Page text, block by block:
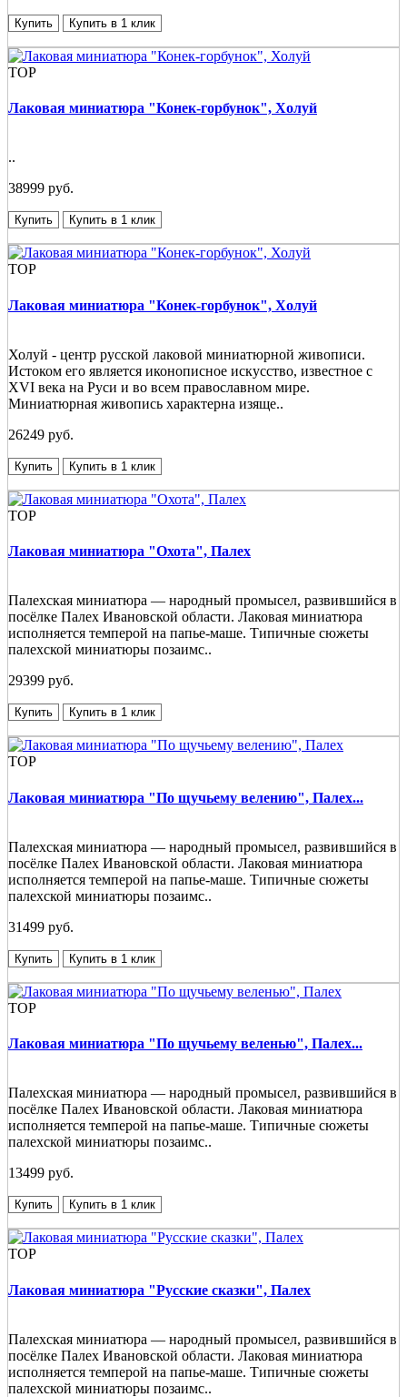
Купить Купить в 1 клик
TOP
Лаковая миниатюра "Конек-горбунок", Холуй
..
38999 руб.
Купить Купить в 1 клик
TOP
Лаковая миниатюра "Конек-горбунок", Холуй
Холуй - центр русской лаковой миниатюрной живописи.
Истоком его является иконописное искусство, известное с
XVI века на Руси и во всем православном мире.
Миниатюрная живопись характерна изяще..
26249 руб.
Купить Купить в 1 клик
TOP
Лаковая миниатюра "Охота", Палех
Палехская миниатюра — народный промысел, развившийся в
посёлке Палех Ивановской области. Лаковая миниатюра
исполняется темперой на папье-маше. Типичные сюжеты
палехской миниатюры позаимс..
29399 руб.
Купить Купить в 1 клик
TOP
Лаковая миниатюра "По щучьему велению", Палех...
Палехская миниатюра — народный промысел, развившийся в
посёлке Палех Ивановской области. Лаковая миниатюра
исполняется темперой на папье-маше. Типичные сюжеты
палехской миниатюры позаимс..
31499 руб.
Купить Купить в 1 клик
TOP
Лаковая миниатюра "По щучьему веленью", Палех...
Палехская миниатюра — народный промысел, развившийся в
посёлке Палех Ивановской области. Лаковая миниатюра
исполняется темперой на папье-маше. Типичные сюжеты
палехской миниатюры позаимс..
13499 руб.
Купить Купить в 1 клик
TOP
Лаковая миниатюра "Русские сказки", Палех
Палехская миниатюра — народный промысел, развившийся в
посёлке Палех Ивановской области. Лаковая миниатюра
исполняется темперой на папье-маше. Типичные сюжеты
палехской миниатюры позаимс..